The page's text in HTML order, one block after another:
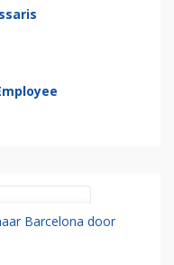
Barcelona door